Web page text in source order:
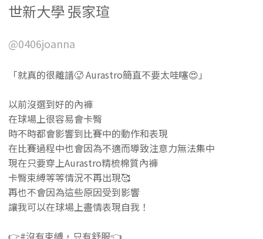
世新大學 張家瑄
@0406joanna
「就真的很離譜🥵 Aurastro簡直不要太哇噻😍」
以前沒選到好的內褲
在球場上很容易會卡臀
時不時都會影響到比賽中的動作和表現
在比賽過程中也會因為不適而導致注意力無法集中
現在只要穿上Aurastro精梳棉質內褲
卡臀束縛等等情況不再出現🥰
再也不會因為這些原因受到影響
讓我可以在球場上盡情表現自我！
👉#沒有束縛，只有舒服👈